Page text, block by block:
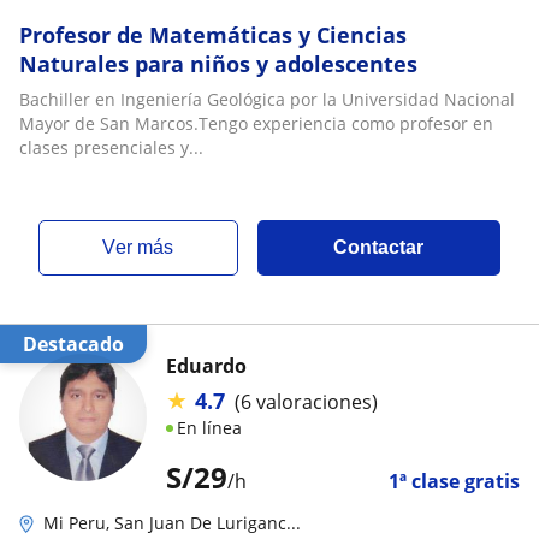
Profesor de Matemáticas y Ciencias
Naturales para niños y adolescentes
Bachiller en Ingeniería Geológica por la Universidad Nacional
Mayor de San Marcos.Tengo experiencia como profesor en
clases presenciales y...
ver más Contactar
Destacado
S/29/h 1ª clase gratis
Eduardo
★ 4.7 (6 valoraciones)
En línea
Mi Peru, San Juan De Luriganc...